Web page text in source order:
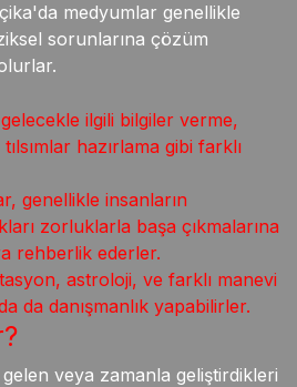
medyumlar genellikle
sorunlarına çözüm
ilgili bilgiler verme,
hazırlama gibi farklı
genellikle insanların
zorluklarla başa çıkmalarına
rehberlik ederler.
astroloji, ve farklı manevi
da danışmanlık yapabilirler.
veya zamanla geliştirdikleri